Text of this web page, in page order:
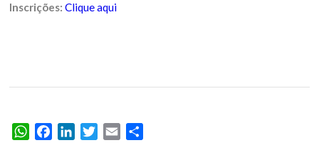
Inscrições:Clique aqui
WhatsAppFacebookLinkedInTwitterEmail